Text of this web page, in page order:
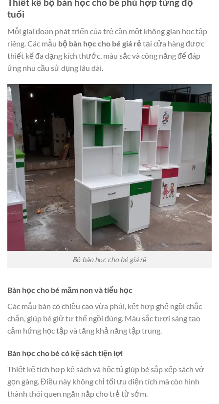
Thiết kế bộ bàn học cho bé phù hợp từng độ
tuổi
Mỗi giai đoạn phát triển của trẻ cần một không gian học tập
riêng. Các mẫu bộ bàn học cho bé giá rẻtại cửa hàng được
thiết kế đa dạng kích thước, màu sắc và công năng để đáp
ứng nhu cầu sử dụng lâu dài.
Bộ bàn học cho bé giá rẻ
Bàn học cho bé mầm non và tiểu học
Các mẫu bàn có chiều cao vừa phải, kết hợp ghế ngồi chắc
chắn, giúp bé giữ tư thế ngồi đúng. Màu sắc tươi sáng tạo
cảm hứng học tập và tăng khả năng tập trung.
Bàn học cho bé có kệ sách tiện lợi
Thiết kế tích hợp kệ sách và hộc tủ giúp bé sắp xếp sách vở
gọn gàng. Điều này không chỉ tối ưu diện tích mà còn hình
thành thói quen ngăn nắp cho trẻ từ sớm.